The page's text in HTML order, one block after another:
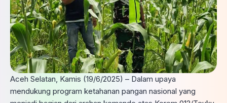
Aceh Selatan, Kamis (19/6/2025) – Dalam upaya
mendukung program ketahanan pangan nasional yang